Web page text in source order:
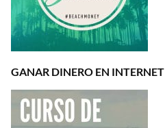
GANAR DINERO EN INTERNET